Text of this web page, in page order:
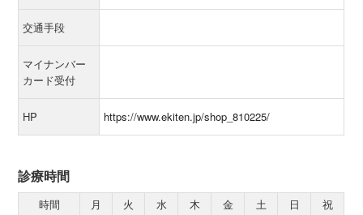
交通手段
マイナンバー
カード受付
HP https://www.ekiten.jp/shop_810225/
診療時間
時間 月 火 水 木 金 土 日
祝